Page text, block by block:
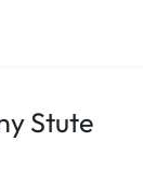
Stute